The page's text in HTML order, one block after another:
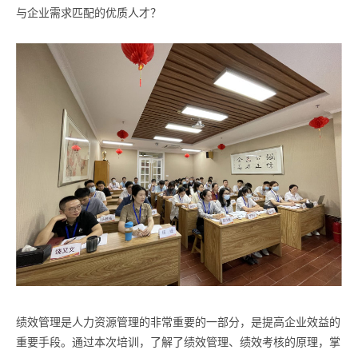
与企业需求匹配的优质人才？
绩效管理是人力资源管理的非常重要的一部分，是提高企业效益的
重要手段。通过本次培训，了解了绩效管理、绩效考核的原理，掌